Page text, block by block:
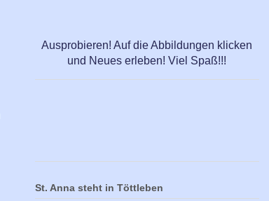
Ausprobieren! Auf die Abbildungen klicken
und Neues erleben! Viel Spaß!!!
St. Anna steht in Töttleben